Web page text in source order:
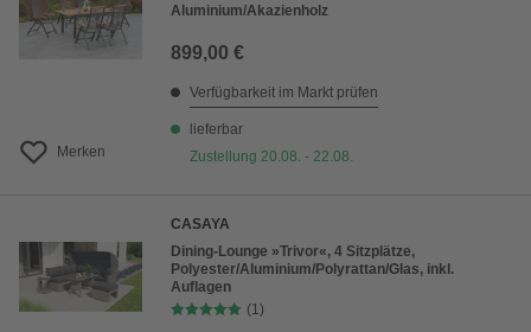
Merken
Aluminium/Akazienholz
899,00 €
Verfügbarkeit im Markt prüfen
lieferbar
Zustellung 20.08. - 22.08.
CASAYA
Dining-Lounge »Trivor«, 4 Sitzplätze,
Polyester/Aluminium/Polyrattan/Glas, inkl.
Auflagen
(1)